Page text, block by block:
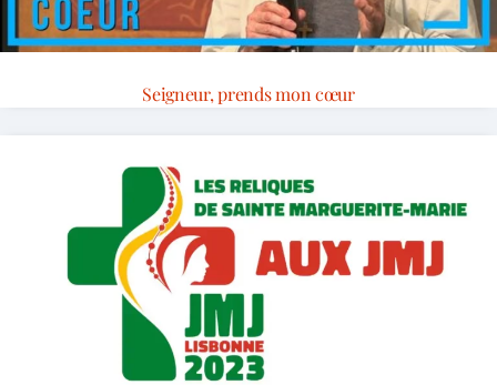
Seigneur, prends mon cœur